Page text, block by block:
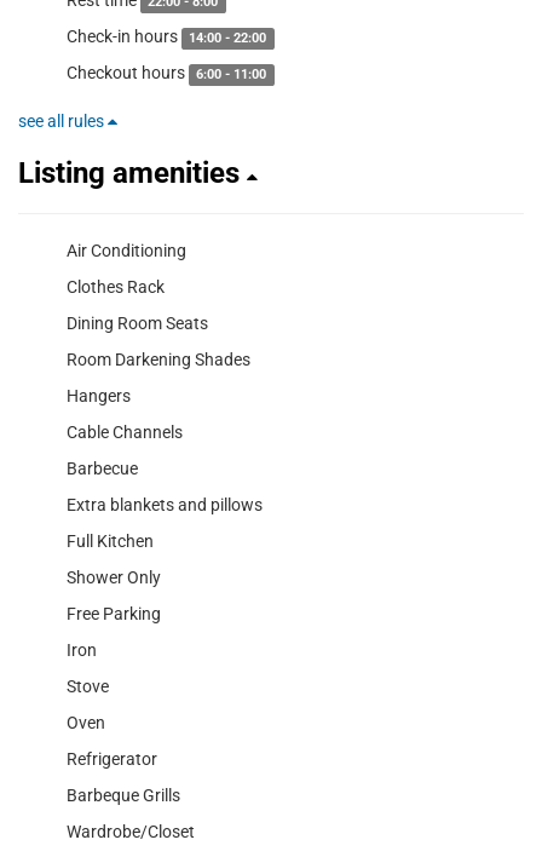
Check-in hours 14:00 - 22:00
Checkout hours 6:00 - 11:00
see all rules
Listing amenities
Air Conditioning
Clothes Rack
Dining Room Seats
Room Darkening Shades
Hangers
Cable Channels
Barbecue
Extra blankets and pillows
Full Kitchen
Shower Only
Free Parking
Iron
Stove
Oven
Refrigerator
Barbeque Grills
Wardrobe/Closet